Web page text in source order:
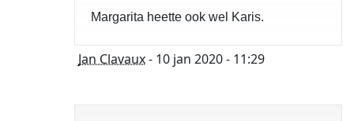
Margarita heette ook wel Karis.
Jan Clavaux- 10 jan 2020 - 11:29